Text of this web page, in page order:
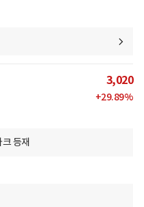
3,020
+29.89%
등재